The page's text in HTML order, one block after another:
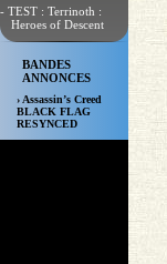
- TEST : Terrinoth :
Heroes of Descent
BANDES
ANNONCES
› Assassin’s Creed
BLACK FLAG
RESYNCED